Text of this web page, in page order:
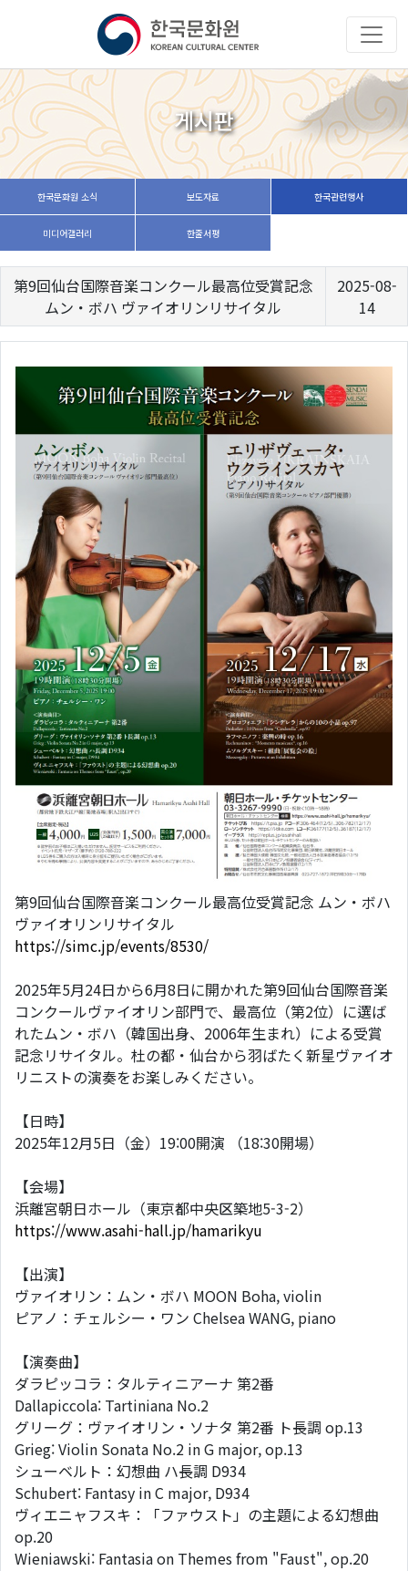
게시판
한국문화원 소식 보도자료 한국관련행사
미디어갤러리 한줄서평
第9回仙台国際音楽コンクール最高位受賞記念
ムン・ボハ ヴァイオリンリサイタル
2025-08-
14
第9回仙台国際音楽コンクール最高位受賞記念 ムン・ボハ
ヴァイオリンリサイタル
https://simc.jp/events/8530/
2025年5月24日から6月8日に開かれた第9回仙台国際音楽
コンクールヴァイオリン部門で、最高位（第2位）に選ば
れたムン・ボハ（韓国出身、2006年生まれ）による受賞
記念リサイタル。杜の都・仙台から羽ばたく新星ヴァイオ
リニストの演奏をお楽しみください。
【日時】
2025年12月5日（金）19:00開演 （18:30開場）
【会場】
浜離宮朝日ホール（東京都中央区築地5-3-2）
https://www.asahi-hall.jp/hamarikyu
【出演】
ヴァイオリン：ムン・ボハ MOON Boha, violin
ピアノ：チェルシー・ワン Chelsea WANG, piano
【演奏曲】
ダラピッコラ：タルティニアーナ 第2番
Dallapiccola: Tartiniana No.2
グリーグ：ヴァイオリン・ソナタ 第2番 ト長調 op.13
Grieg: Violin Sonata No.2 in G major, op.13
シューベルト：幻想曲 ハ長調 D934
Schubert: Fantasy in C major, D934
ヴィエニャフスキ：「ファウスト」の主題による幻想曲
op.20
Wieniawski: Fantasia on Themes from "Faust", op.20